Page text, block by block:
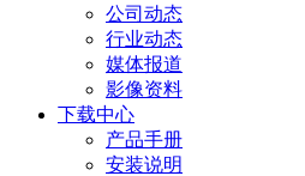
公司动态
行业动态
媒体报道
影像资料
下载中心
产品手册
安装说明